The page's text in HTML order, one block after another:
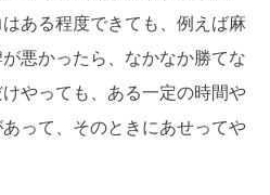
ある程度できても、例えば麻
悪かったら、なかなか勝てな
やっても、ある一定の時間や
って、そのときにあせってや